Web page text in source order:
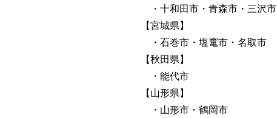
・十和田市・青森市・三沢市
【宮城県】
・石巻市・塩竃市・名取市
【秋田県】
・能代市
【山形県】
・山形市・鶴岡市